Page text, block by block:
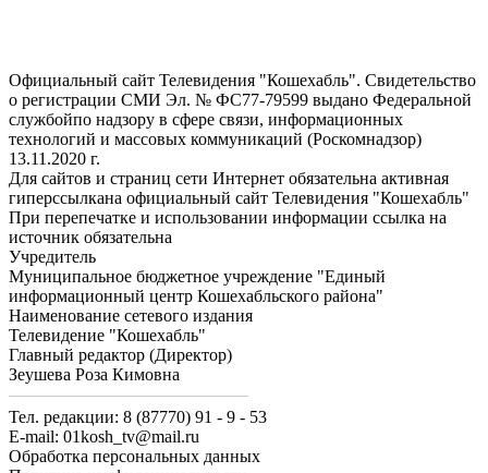
Официальный сайт Телевидения "Кошехабль". Свидетельство
о регистрации СМИ Эл. № ФС77-79599 выдано Федеральной
службойпо надзору в сфере связи, информационных
технологий и массовых коммуникаций (Роскомнадзор)
13.11.2020 г.
Для сайтов и страниц сети Интернет обязательна активная
гиперссылкана официальный сайт Телевидения "Кошехабль"
При перепечатке и использовании информации ссылка на
источник обязательна
Учредитель
Муниципальное бюджетное учреждение "Единый
информационный центр Кошехабльского района"
Наименование сетевого издания
Телевидение "Кошехабль"
Главный редактор (Директор)
Зеушева Роза Кимовна
Тел. редакции: 8 (87770) 91 - 9 - 53
E-mail: 01kosh_tv@mail.ru
Обработка персональных данных